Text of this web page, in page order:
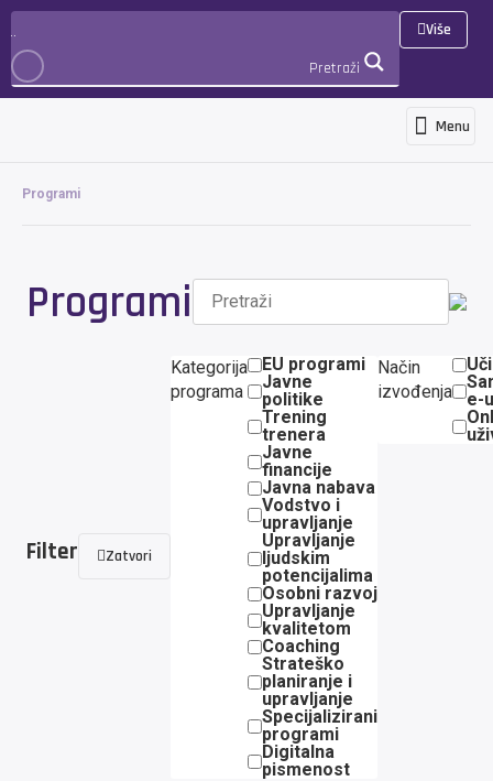
Pretraži
Više
Menu
Programi
Programi
Filter Zatvori
Kategorija
programa
EU programi
Javne
politike
Trening
trenera
Javne
financije
Javna nabava
Vodstvo i
upravljanje
Upravljanje
ljudskim
potencijalima
Osobni razvoj
Upravljanje
kvalitetom
Coaching
Strateško
planiranje i
upravljanje
Specijalizirani
programi
Digitalna
pismenost
Način
izvođenja
e-